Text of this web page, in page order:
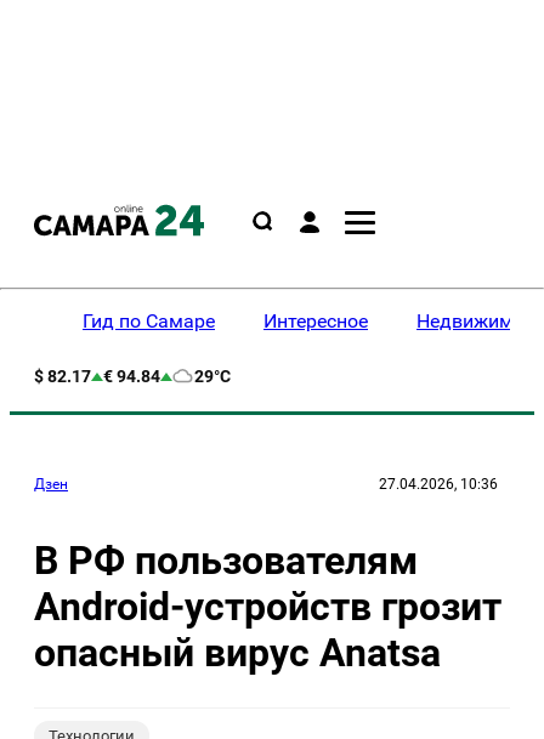
Гид по Самаре Интересное
$ 82.17 € 94.84 29°C
Дзен 27.04.2026, 10:36
В РФ пользователям
Android-устройств грозит
опасный вирус Anatsa